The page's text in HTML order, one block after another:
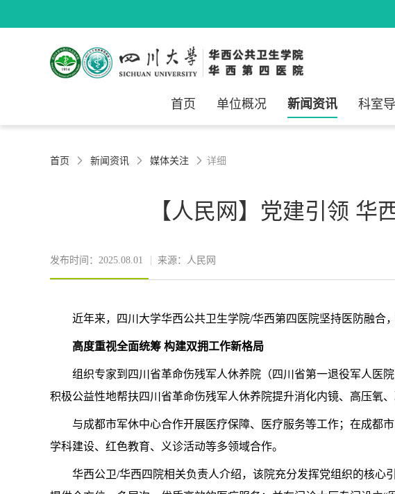
首页 单位概况 新闻资讯 科室
首页  新闻资讯  媒体关注  详细
【人民网】党建引领
发布时间：2025.08.01 来源：人民网
近年来，四川大学华西公共卫生学院/华西第四医院坚持医防融合
高度重视全面统筹 构建双拥工作新格局
组织专家到四川省革命伤残军人休养院（四川省第一退役军人医
积极公益性地帮扶四川省革命伤残军人休养院提升消化内镜、高压氧
与成都市军休中心合作开展医疗保障、医疗服务等工作；在成都
学科建设、红色教育、义诊活动等多领域合作。
华西公卫/华西四院相关负责人介绍，该院充分发挥党组织的核